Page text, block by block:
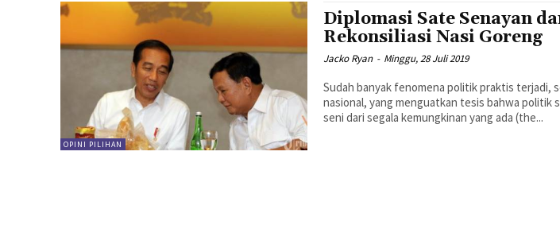
OPINI PILIHAN
Diplomasi Sate Senayan
Rekonsiliasi Nasi Goreng
Jacko Ryan - Minggu, 28 Juli 2019
Sudah banyak fenomena politik praktis terjadi,
nasional, yang menguatkan tesis bahwa politik
seni dari segala kemungkinan yang ada (the...